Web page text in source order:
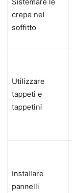
crepe nel
soffitto
Utilizzare
tappeti e
tappetini
Installare
pannelli